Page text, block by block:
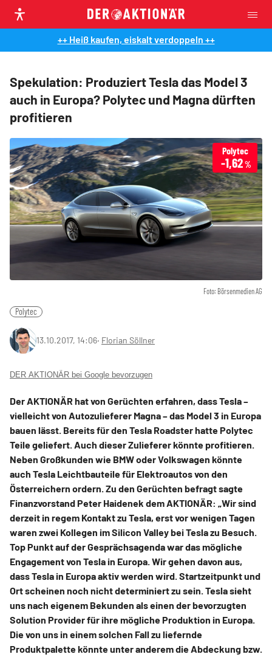
++ Heiß kaufen, eiskalt verdoppeln ++
Spekulation: Produziert Tesla das Model 3
auch in Europa? Polytec und Magna dürften
profitieren
Foto: Börsenmedien AG
Polytec
-1,62%
Polytec
13.10.2017, 14:06‧ Florian Söllner
DER AKTIONÄR bei Google bevorzugen
Der AKTIONÄR hat von Gerüchten erfahren, dass Tesla –
vielleicht von Autozulieferer Magna – das Model 3 in Europa
bauen lässt. Bereits für den Tesla Roadster hatte Polytec
Teile geliefert. Auch dieser Zulieferer könnte profitieren.
Neben Großkunden wie BMW oder Volkswagen könnte
auch Tesla Leichtbauteile für Elektroautos von den
Österreichern ordern. Zu den Gerüchten befragt sagte
Finanzvorstand Peter Haidenek dem AKTIONÄR: „Wir sind
derzeit in regem Kontakt zu Tesla, erst vor wenigen Tagen
waren zwei Kollegen im Silicon Valley bei Tesla zu Besuch.
Top Punkt auf der Gesprächsagenda war das mögliche
Engagement von Tesla in Europa. Wir gehen davon aus,
dass Tesla in Europa aktiv werden wird. Startzeitpunkt und
Ort scheinen noch nicht determiniert zu sein. Tesla sieht
uns nach eigenem Bekunden als einen der bevorzugten
Solution Provider für ihre mögliche Produktion in Europa.
Die von uns in einem solchen Fall zu liefernde
Produktpalette könnte unter anderem die Abdeckung bzw.